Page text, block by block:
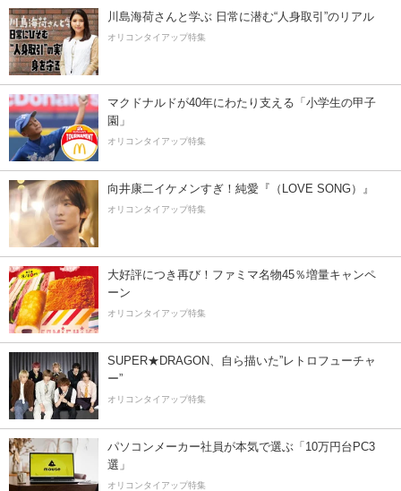
川島海荷さんと学ぶ 日常に潜む“人身取引”のリアル
オリコンタイアップ特集
マクドナルドが40年にわたり支える「小学生の甲子
園」
オリコンタイアップ特集
向井康二イケメンすぎ！純愛『（LOVE SONG）』
オリコンタイアップ特集
大好評につき再び！ファミマ名物45％増量キャンペ
ーン
オリコンタイアップ特集
SUPER★DRAGON、自ら描いた”レトロフューチャ
ー”
オリコンタイアップ特集
パソコンメーカー社員が本気で選ぶ「10万円台PC3
選」
オリコンタイアップ特集